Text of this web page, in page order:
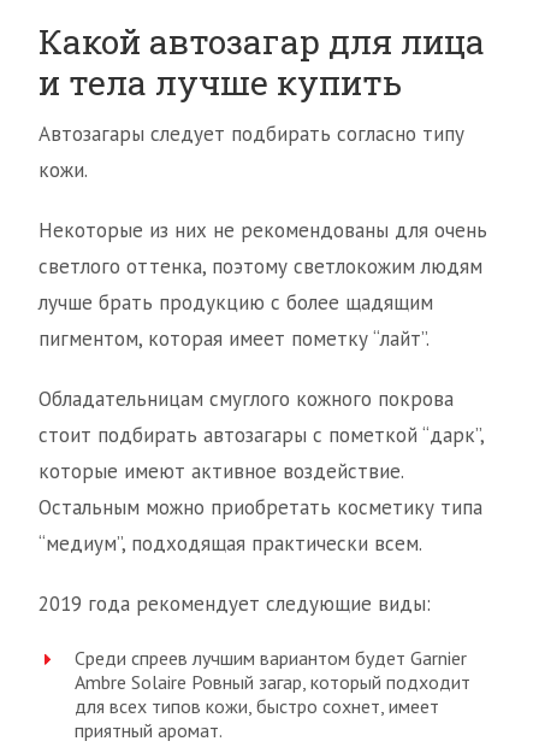
Какой автозагар для лица
и тела лучше купить
Автозагары следует подбирать согласно типу
кожи.
Некоторые из них не рекомендованы для очень
светлого оттенка, поэтому светлокожим людям
лучше брать продукцию с более щадящим
пигментом, которая имеет пометку “лайт”.
Обладательницам смуглого кожного покрова
стоит подбирать автозагары с пометкой “дарк”,
которые имеют активное воздействие.
Остальным можно приобретать косметику типа
“медиум”, подходящая практически всем.
2019 года рекомендует следующие виды:
Среди спреев лучшим вариантом будет Garnier
Ambre Solaire Ровный загар, который подходит
для всех типов кожи, быстро сохнет, имеет
приятный аромат.